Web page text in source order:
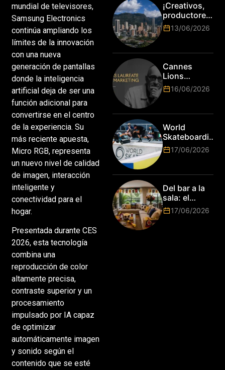
mundial de televisores,
Samsung Electronics
continúa ampliando los
límites de la innovación
con una nueva
generación de pantallas
donde la inteligencia
artificial deja de ser una
función adicional para
convertirse en el centro
de la experiencia. Su
más reciente apuesta,
Micro RGB, representa
un nuevo nivel de calidad
de imagen, interacción
inteligente y
conectividad para el
hogar.
Presentada durante CES
2026, esta tecnología
combina una
reproducción de color
altamente precisa,
contraste superior y un
procesamiento
impulsado por IA capaz
de optimizar
automáticamente imagen
y sonido según el
contenido que se esté
¡Creativos,
productores
y cracks de
la tecnología
es hora de
subir de
nivel! Las
marcas más
top del
13/06/2026
Cannes
Lions
anuncia a
Jim Stengel
primer Lions
Laureate for
Marketing
16/06/2026
World
Skateboarding
Tour:
¡Resultados
Mundo de
Park de Roma
2026!
17/06/2026
Del bar a la
sala: el
Mundial
2026 vuelve
17/06/2026